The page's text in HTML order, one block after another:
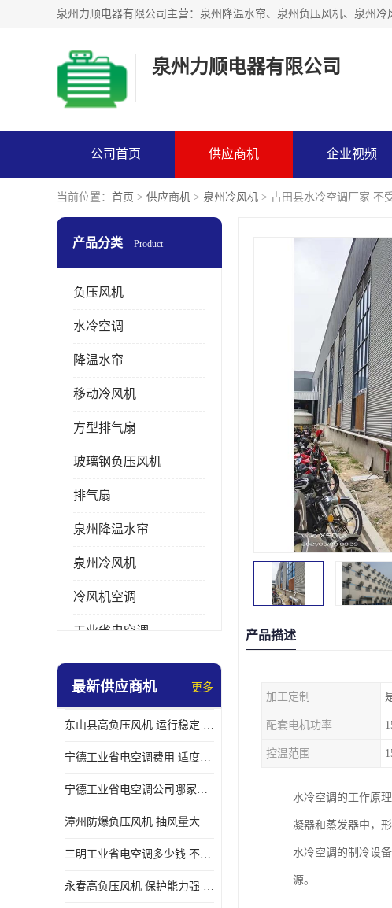
泉州力顺电器有限公司
公司首页 供应商机 企业视频
当前位置： 首页 > 供应商机 > 泉州冷风机 > 古田县水冷空调厂家 不
产品分类 Product
负压风机
水冷空调
降温水帘
移动冷风机
方型排气扇
玻璃钢负压风机
排气扇
泉州降温水帘
泉州冷风机
冷风机空调
工业省电空调
工业大吊扇
最新供应商机 更多
东山县高负压风机 运行稳定 耐高温 防腐蚀
宁德工业省电空调费用 适度较高 节省占用空间
宁德工业省电空调公司哪家好 适度较高 结构紧凑 美观
漳州防爆负压风机 抽风量大 通风降温效果好
三明工业省电空调多少钱 不受管长限制 保持空气湿润
永春高负压风机 保护能力强 体积大 风道大
产品描述
加工定制
配套电机功率
控温范围
水冷空调的工作原
凝器和蒸发器中，形
水冷空调的制冷设
源。